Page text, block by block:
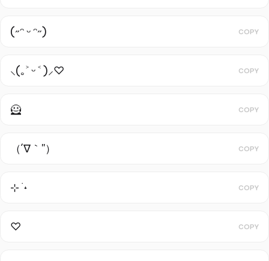
(˶ᵔ ᵕ ᵔ˶) COPY
⸜(｡˃ ᵕ ˂ )⸝♡ COPY
🦸 COPY
（´∇｀''） COPY
⊹ ࣪ ˖ COPY
♡︎ COPY